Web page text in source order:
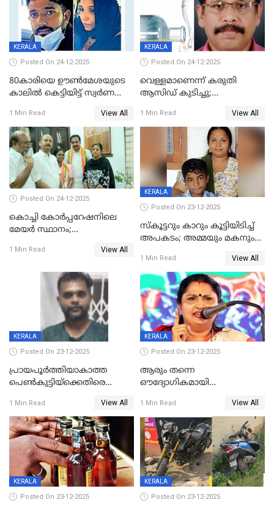
KERALA
Posted On 24-12-2025
80കാരിയെ ഊൺമേശയുടെ
കാലിൽ കെട്ടിയിട്ട് സ്വർണവും
കൊച്ചുമകനും സുഹൃത്തും
അറസ്റ്റിൽ
1 Min Read View All
KERALA
Posted On 24-12-2025
വെള്ളമാണെന്ന് കരുതി
ആസിഡ് കുടിച്ചു;
മരിച്ചു
1 Min Read View All
Posted On 24-12-2025
കൊച്ചി കോര്‍പ്പറേഷനിലെ
മേയര്‍ സ്ഥാനം;
രൂക്ഷം
1 Min Read View All
KERALA
Posted On 23-12-2025
സ്കൂട്ടറും കാറും കൂട്ടിയിടിച്ച്
അപകടം; അമ്മയും മകനും
ഗുരുതരാവസ്ഥയിൽ
1 Min Read View All
KERALA
Posted On 23-12-2025
പ്രായപൂർത്തിയാകാത്ത
പെൺകുട്ടിയ്ക്കെതിരെ
59 വർഷം തടവും 90,൦൦൦ രൂപ
പിഴയും ശിക്ഷ
1 Min Read View All
KERALA
Posted On 23-12-2025
ആരും തന്നെ
ഔദ്യോഗികമായി
കണ്ടെത്താൻ ഇന്ന് കോർ
കമ്മിറ്റി കൂടിയില്ല';
അതൃപ്തിയുമായി ദീപ്തി മേരി
വർഗീസ്
1 Min Read View All
KERALA
Posted On 23-12-2025
KERALA
Posted On 23-12-2025